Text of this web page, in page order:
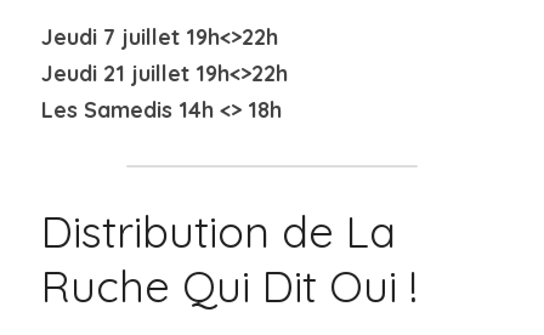
Jeudi 7 juillet 19h<>22h
Jeudi 21 juillet 19h<>22h
Les Samedis 14h <> 18h
Distribution de La
Ruche Qui Dit Oui !